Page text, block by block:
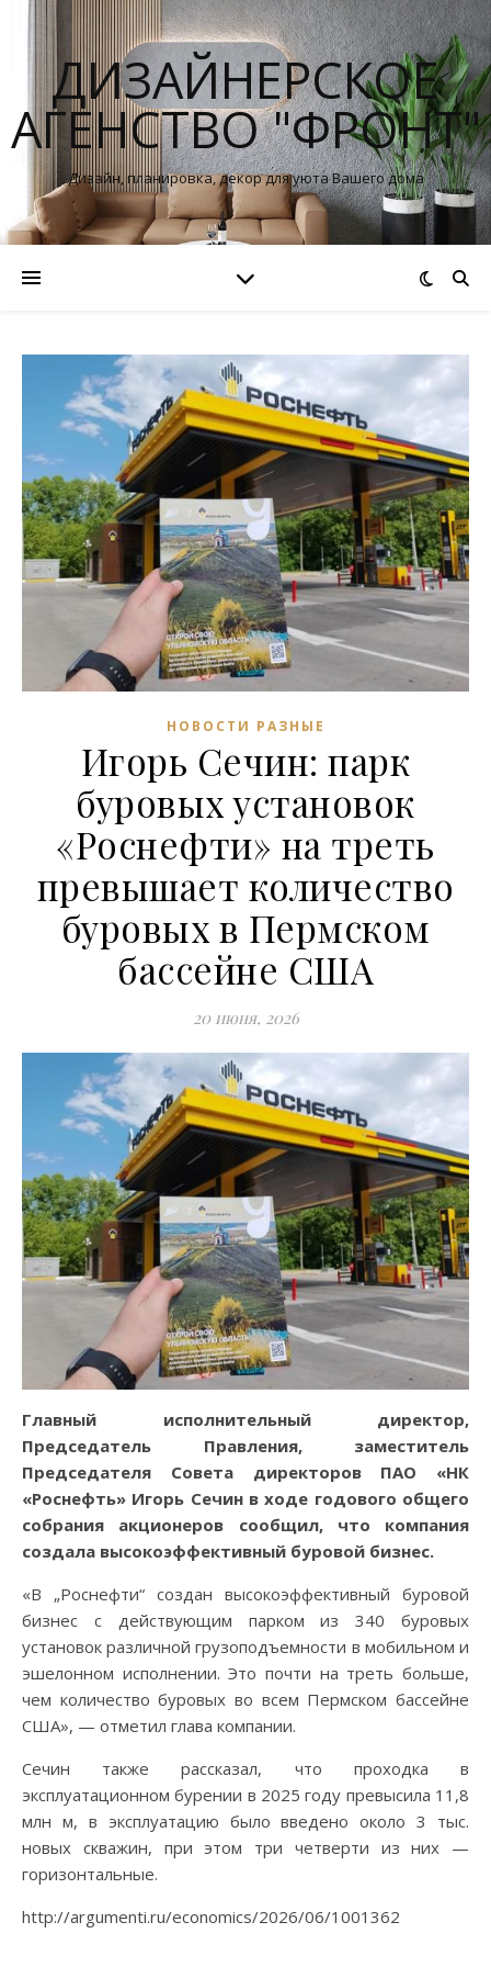
ДИЗАЙНЕРСКОЕ
АГЕНСТВО "ФРОНТ"
Дизайн, планировка, декор для уюта Вашего дома
НОВОСТИ РАЗНЫЕ
Игорь Сечин: парк
буровых установок
«Роснефти» на треть
превышает количество
буровых в Пермском
бассейне США
20 июня, 2026
Главный исполнительный директор,
Председатель Правления, заместитель
Председателя Совета директоров ПАО «НК
«Роснефть» Игорь Сечин в ходе годового общего
собрания акционеров сообщил, что компания
создала высокоэффективный буровой бизнес.
«В „Роснефти“ создан высокоэффективный буровой
бизнес с действующим парком из 340 буровых
установок различной грузоподъемности в мобильном и
эшелонном исполнении. Это почти на треть больше,
чем количество буровых во всем Пермском бассейне
США», — отметил глава компании.
Сечин также рассказал, что проходка в
эксплуатационном бурении в 2025 году превысила 11,8
млн м, в эксплуатацию было введено около 3 тыс.
новых скважин, при этом три четверти из них —
горизонтальные.
http://argumenti.ru/economics/2026/06/1001362